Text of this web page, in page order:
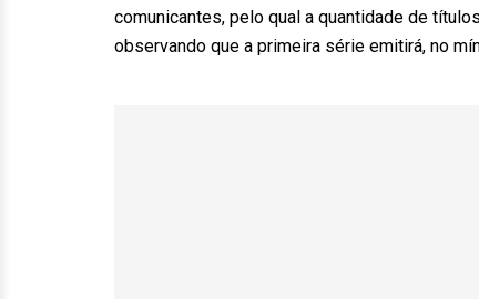
comunicantes, pelo qual a quantidade de
observando que a primeira série emitirá, no